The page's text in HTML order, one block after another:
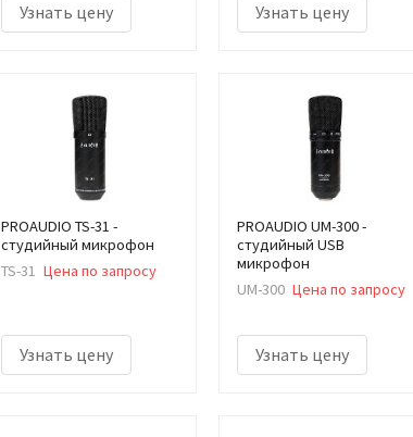
Узнать цену Узнать цену
PROAUDIO TS-31 -
студийный микрофон
TS-31 Цена по запросу
Узнать цену
PROAUDIO UM-300 -
студийный USB
микрофон
UM-300 Цена по запросу
Узнать цену